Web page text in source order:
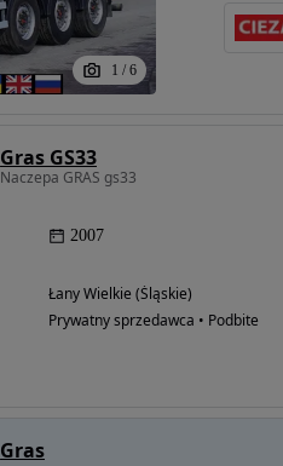
1 / 6
Gras GS33
Naczepa GRAS gs33
2007
Łany Wielkie (Śląskie)
Prywatny sprzedawca • Podbite
Gras